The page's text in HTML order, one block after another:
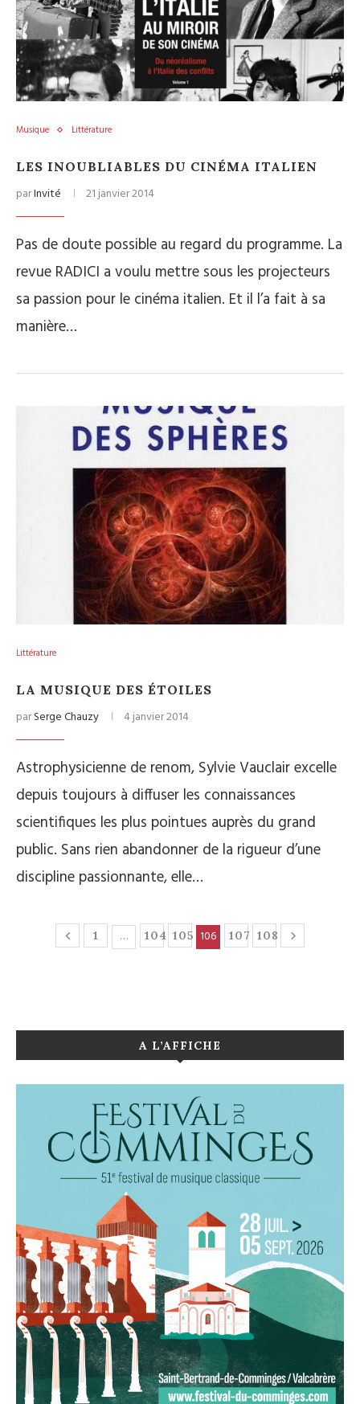
Musique Littérature
LES INOUBLIABLES DU CINÉMA ITALIEN
parInvité 21 janvier 2014
Pas de doute possible au regard du programme. La
revue RADICI a voulu mettre sous les projecteurs
sa passion pour le cinéma italien. Et il l’a fait à sa
manière…
Littérature
LA MUSIQUE DES ÉTOILES
parSerge Chauzy 4 janvier 2014
Astrophysicienne de renom, Sylvie Vauclair excelle
depuis toujours à diffuser les connaissances
scientifiques les plus pointues auprès du grand
public. Sans rien abandonner de la rigueur d’une
discipline passionnante, elle…
1 … 104 105 106 107 108
A L’AFFICHE